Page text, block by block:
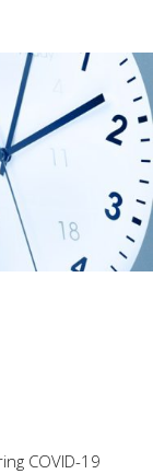
COVID-19